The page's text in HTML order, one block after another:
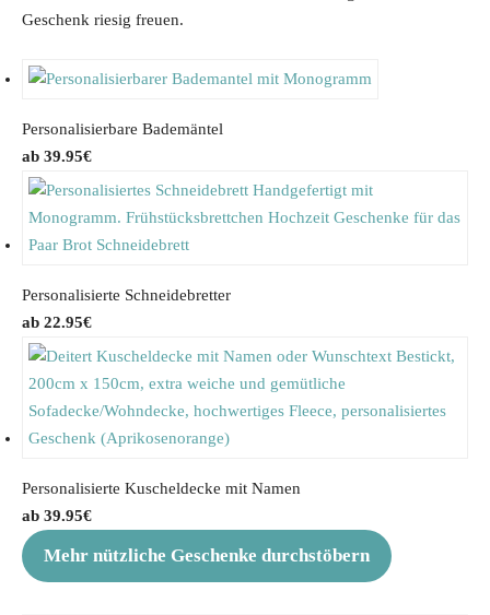
Geschenk riesig freuen.
Personalisierbare Bademäntel
39.95€
Personalisierte Schneidebretter
22.95€
Personalisierte Kuscheldecke mit Namen
39.95€
Mehr nützliche Geschenke durchstöbern